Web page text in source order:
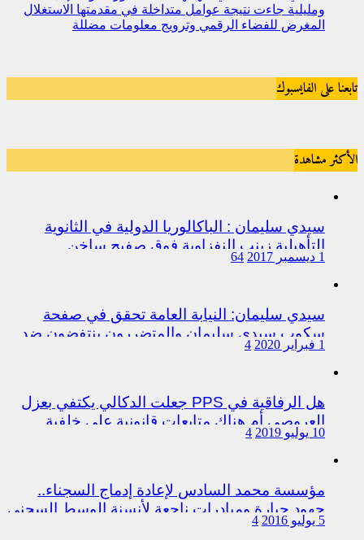
ومليلية جاءت نتيجة عوامل متداخلة في مقدمتها الاستغلال
المغرض للفضاء الرقمي وترويج معلومات مضللة
تابعنا على الفايسبوك
الأكثر مشاهدة
سيدي سليمان : الباكالوريا الدولية في الثانوية
التأهيلية زينب النفزاوية فوق صفيح ساخن
1 ديسمبر 2017 64
سيدي سليمان: النيابة العامة تحقق في صفحة
سكوب سيدي سليمان والمتضررون ينتفضون ضد
المتورطين من رجال الشرطة
1 فبراير 2020 4
هل الرفاقية في PPS جعلت الدكالي يكتفي بعزل
العروصي أم هناك متابعات قانونية على خلفية
اختلالات التسيير بمندوبية سيدي سليمان
10 يوليو 2019 4
مؤسسة محمد السادس لإعادة إدماج السجناء..
جهود جبارة ومبادرات ناجعة لأنسنة الوسط السجني
5 يوليو 2016 4